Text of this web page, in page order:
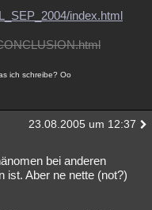
index.html
ich schreibe? Oo
23.08.2005 um 12:37
bei anderen
ist. Aber ne nette (not?)